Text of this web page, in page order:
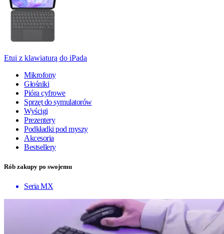
Etui z klawiaturą do iPada
Mikrofony
Głośniki
Pióra cyfrowe
Sprzęt do symulatorów
Wyścigi
Prezentery
Podkładki pod myszy
Akcesoria
Bestsellery
Rób zakupy po swojemu
Seria MX